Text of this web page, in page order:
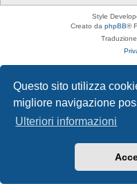
Questo sito utilizza
migliore navigazione
Ulteriori informazioni
Style
Creato da phpBB®